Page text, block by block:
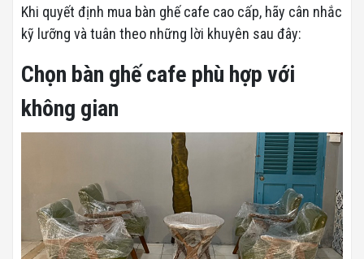
Khi quyết định mua bàn ghế cafe cao cấp, hãy cân nhắc
kỹ lưỡng và tuân theo những lời khuyên sau đây:
Chọn bàn ghế cafe phù hợp với
không gian